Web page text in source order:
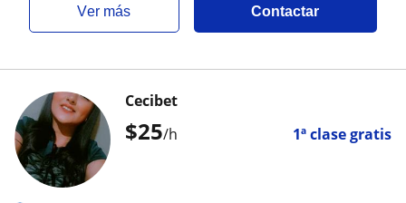
ver más Contactar
$25/h 1ª clase gratis
Cecibet